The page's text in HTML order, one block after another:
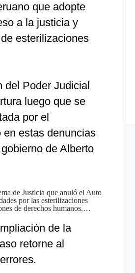
que adopte
a la justicia y
esterilizaciones
del Poder Judicial
luego que se
por el
en estas denuncias
de Alberto
de Justicia que anuló el Auto
por las esterilizaciones
de derechos humanos.…
de la
retorne al